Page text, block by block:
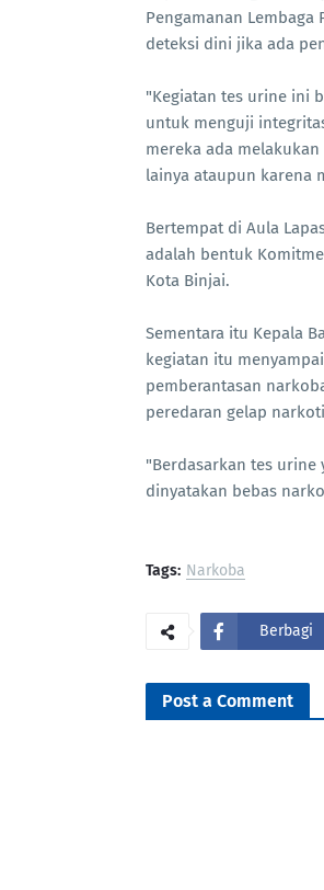
Pengamanan
deteksi dini jika ada
"Kegiatan tes urine ini
untuk menguji
mereka ada
lainya ataupun karena
Bertempat di Aula
adalah bentuk
Kota Binjai.
Sementara itu Kepala
kegiatan itu
pemberantasan
peredaran gelap
"Berdasarkan tes urine
dinyatakan bebas
Tags: Narkoba
Berbagi
Post a Comment